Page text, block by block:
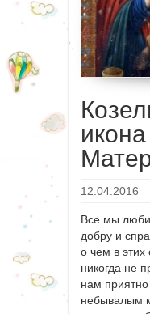
12.04.2016
Все мы
добру и
о чем в этих
никогда не
нам
небывалым